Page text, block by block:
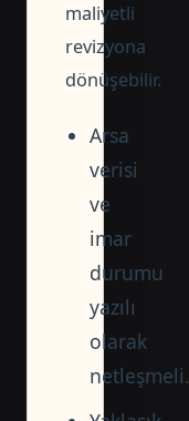
maliyetli
revizyona
dönüşebilir.
Arsa
verisi
ve
imar
durumu
yazılı
olarak
netleşmeli.